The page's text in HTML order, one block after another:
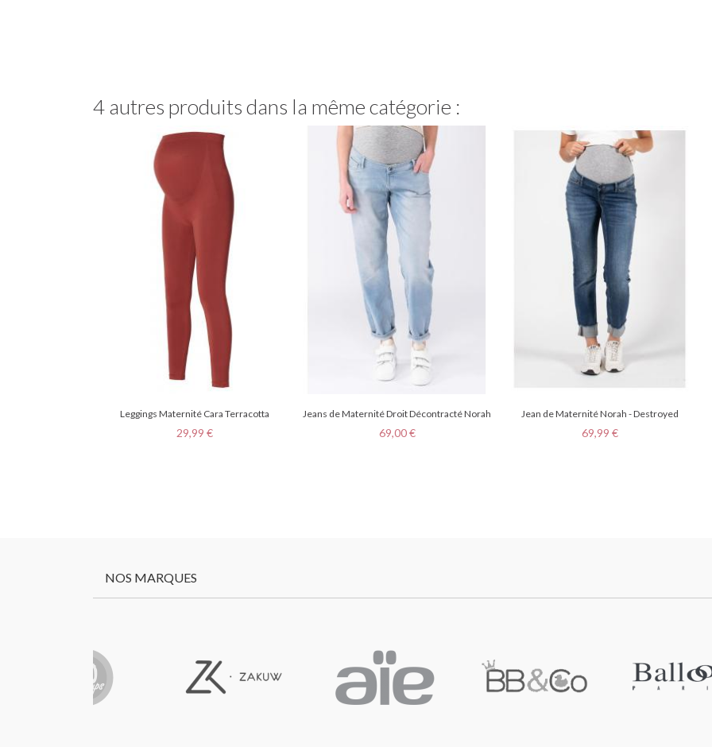
4 autres produits dans la même catégorie :
Leggings Maternité Cara Terracotta
Prix
29,99 €
Jeans de Maternité Droit Décontracté Norah
Prix
69,00 €
Jean de Maternité Norah - Destroyed
Prix
69,99 €
NOS MARQUES